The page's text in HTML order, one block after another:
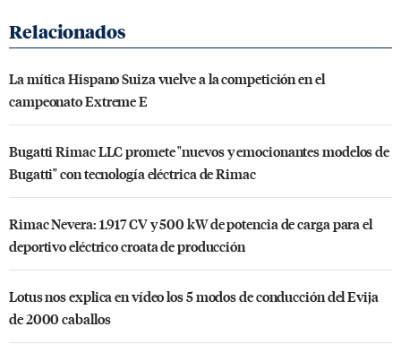
La mítica Hispano Suiza vuelve a la competición en el
campeonato Extreme E
Bugatti Rimac LLC promete "nuevos y emocionantes modelos de
Bugatti" con tecnología eléctrica de Rimac
Rimac Nevera: 1.917 CV y 500 kW de potencia de carga para el
deportivo eléctrico croata de producción
Lotus nos explica en vídeo los 5 modos de conducción del Evija
de 2000 caballos